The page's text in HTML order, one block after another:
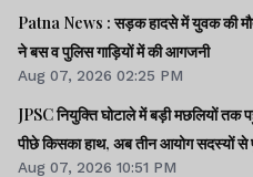
विपक्षी दलों का हंगामा, कार्यवाही
Patna News : सड़क हादसे में युवक की मौत के बाद बवाल, उग्र भीड़
ने बस व पुलिस गाड़ियों में की आगजनी
Aug 07, 2026 02:25 PM
JPSC नियुक्ति घोटाले में बड़ी मछलियों
पीछे किसका हाथ, अब तीन आयोग सदस्यों से
Aug 07, 2026 10:51 PM